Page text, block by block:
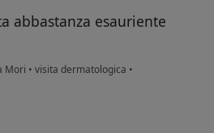
abbastanza esauriente
Mori • visita dermatologica •